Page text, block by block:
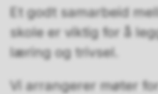
Et godt samarbeid
skole er viktig for å
læring og trivsel.
Vi arrangerer møter